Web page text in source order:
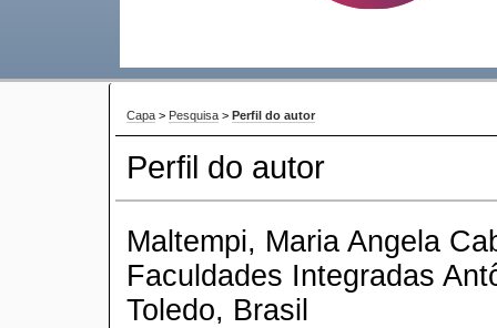
Capa > Pesquisa > Perfil do autor
Perfil do autor
Maltempi, Maria Angela
Faculdades Integradas
Toledo, Brasil